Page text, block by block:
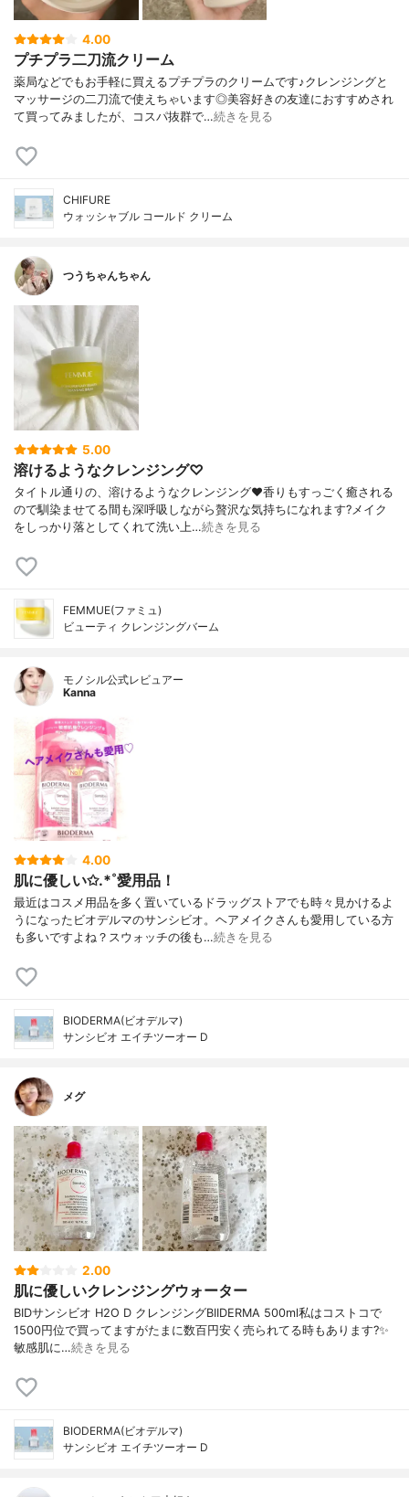
4.00
プチプラ二刀流クリーム
薬局などでもお手軽に買えるプチプラのクリームです♪クレンジングと
マッサージの二刀流で使えちゃいます◎美容好きの友達におすすめされ
て買ってみましたが、コスパ抜群で…続きを見る
CHIFURE
ウォッシャブル コールド クリーム
つうちゃんちゃん
5.00
溶けるようなクレンジング♡
タイトル通りの、溶けるようなクレンジング❤️香りもすっごく癒される
ので馴染ませてる間も深呼吸しながら贅沢な気持ちになれます?メイク
をしっかり落としてくれて洗い上…続きを見る
FEMMUE(ファミュ)
ビューティ クレンジングバーム
モノシル公式レビュアー
Kanna
4.00
肌に優しい✩.*˚愛用品！
最近はコスメ用品を多く置いているドラッグストアでも時々見かけるよ
うになったビオデルマのサンシビオ。ヘアメイクさんも愛用している方
も多いですよね？スウォッチの後も…続きを見る
BIODERMA(ビオデルマ)
サンシビオ エイチツーオー D
メグ
2.00
肌に優しいクレンジングウォーター
BIDサンシビオ H2O D クレンジングBIIDERMA 500ml私はコストコで
1500円位で買ってますがたまに数百円安く売られてる時もあります?✨
敏感肌に…続きを見る
BIODERMA(ビオデルマ)
サンシビオ エイチツーオー D